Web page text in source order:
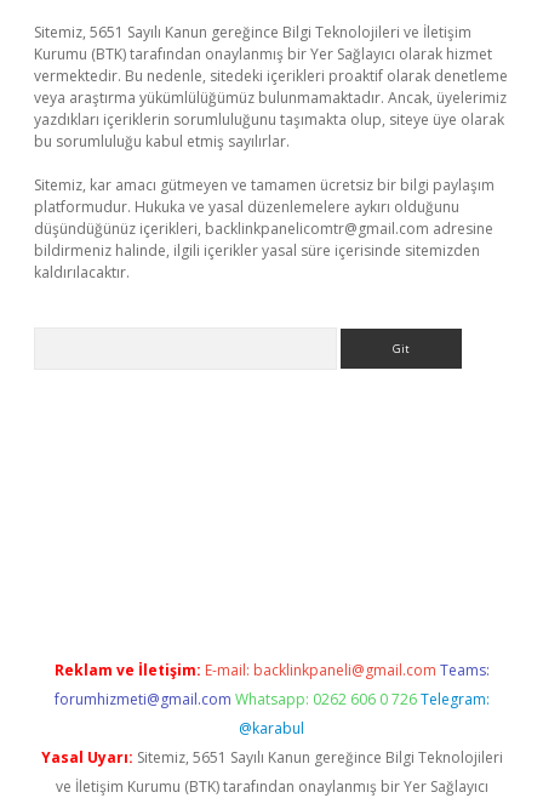
Sitemiz, 5651 Sayılı Kanun gereğince Bilgi Teknolojileri ve İletişim
Kurumu (BTK) tarafından onaylanmış bir Yer Sağlayıcı olarak hizmet
vermektedir. Bu nedenle, sitedeki içerikleri proaktif olarak denetleme
veya araştırma yükümlülüğümüz bulunmamaktadır. Ancak, üyelerimiz
yazdıkları içeriklerin sorumluluğunu taşımakta olup, siteye üye olarak
bu sorumluluğu kabul etmiş sayılırlar.
Sitemiz, kar amacı gütmeyen ve tamamen ücretsiz bir bilgi paylaşım
platformudur. Hukuka ve yasal düzenlemelere aykırı olduğunu
düşündüğünüz içerikleri, backlinkpanelicomtr@gmail.com adresine
bildirmeniz halinde, ilgili içerikler yasal süre içerisinde sitemizden
kaldırılacaktır.
Reklam ve İletişim: E-mail: backlinkpaneli@gmail.com Teams:
forumhizmeti@gmail.com Whatsapp: 0262 606 0 726 Telegram:
@karabul
Yasal Uyarı: Sitemiz, 5651 Sayılı Kanun gereğince Bilgi Teknolojileri
ve İletişim Kurumu (BTK) tarafından onaylanmış bir Yer Sağlayıcı